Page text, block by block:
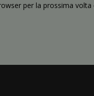
per la prossima